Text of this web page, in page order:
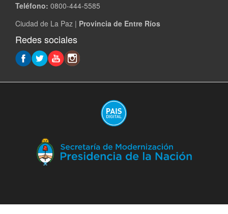
Teléfono: 0800-444-5585
Ciudad de La Paz | Provincia de Entre Ríos
Redes sociales